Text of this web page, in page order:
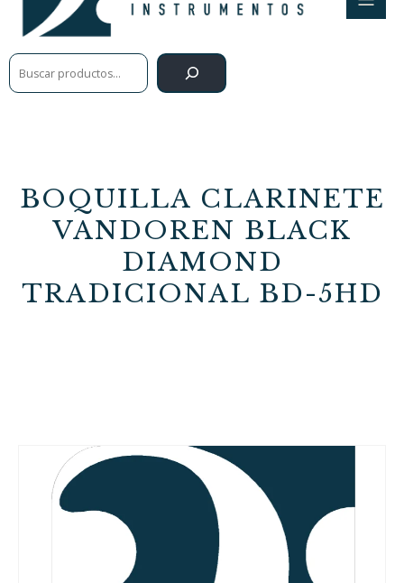
Buscar
BOQUILLA CLARINETE
VANDOREN BLACK
DIAMOND
TRADICIONAL BD-5HD